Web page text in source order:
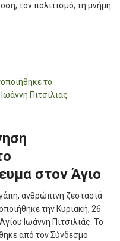
τον πολιτισμό, τη μνήμη
στον Άγιο
ανθρώπινη ζεστασιά
την Κυριακή, 26
Ιωάννη Πιτσιλιάς. Το
από τον Σύνδεσμο